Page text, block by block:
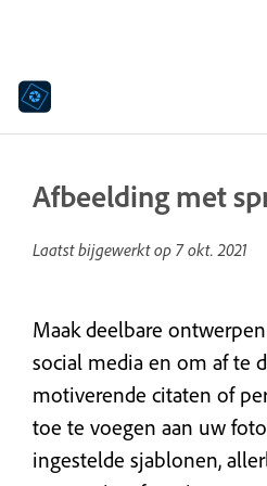
Afbeelding met
Laatst bijgewerkt op 7 okt. 2021
Maak deelbare
social media en om af te
motiverende citaten of
toe te voegen aan uw
ingestelde sjablonen,